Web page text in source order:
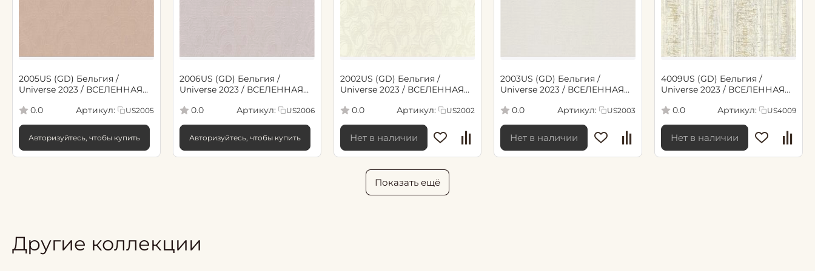
2005US (GD) Бельгия /
Universe 2023 / ВСЕЛЕННАЯ
флиз)
0.0 Артикул: US2005
Авторизуйтесь, чтобы купить
2006US (GD) Бельгия /
Universe 2023 / ВСЕЛЕННАЯ
флиз)
0.0 Артикул: US2006
Авторизуйтесь, чтобы купить
2002US (GD) Бельгия /
Universe 2023 / ВСЕЛЕННАЯ
флиз)
0.0 Артикул: US2002
Нет в наличии
2003US (GD) Бельгия /
Universe 2023 / ВСЕЛЕННАЯ
флиз)
0.0 Артикул: US2003
Нет в наличии
4009US (GD) Бельгия /
Universe 2023 / ВСЕЛЕННАЯ
флиз)
0.0 Артикул: US4009
Нет в наличии
Показать ещё
Другие коллекции